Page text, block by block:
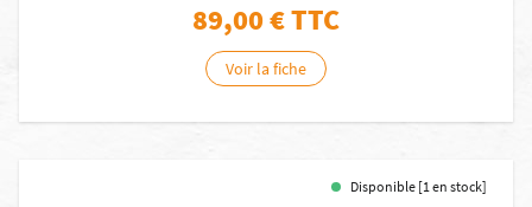
89,00€ TTC
Voir la fiche
Disponible [1 en stock]